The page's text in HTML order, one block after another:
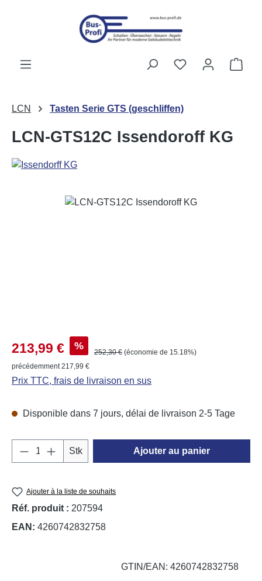
Passer au contenu principal
Vous avez 0Le
LCN Tasten Serie GTS (geschliffen)
LCN-GTS12C Issendoroff KG
Ignorer la galerie d'images
Prix de vente :
213,99 € % Prix régulier :
252,30 € (économie de 15.18%)
précédemment 217,99 €
Prix TTC, frais de livraison en sus
Disponible dans 7 jours, délai de livraison 2-5 Tage
Quantité de produit : Entrez la quantité
Stk Ajouter au panier
Ajouter à la liste de souhaits
Réf. produit : 207594
EAN: 4260742832758
GTIN/EAN: 4260742832758